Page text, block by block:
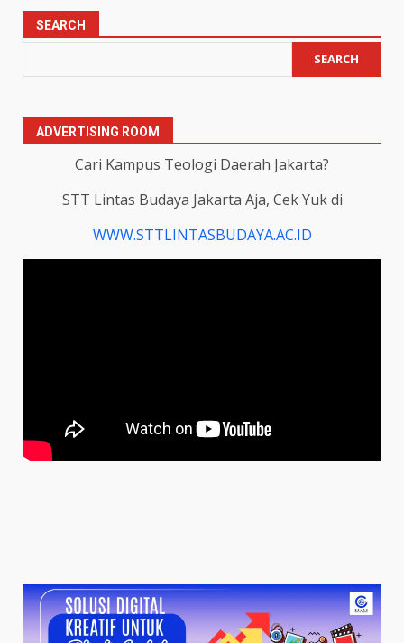
SEARCH
SEARCH
ADVERTISING ROOM
Cari Kampus Teologi Daerah Jakarta?
STT Lintas Budaya Jakarta Aja, Cek Yuk di
WWW.STTLINTASBUDAYA.AC.ID